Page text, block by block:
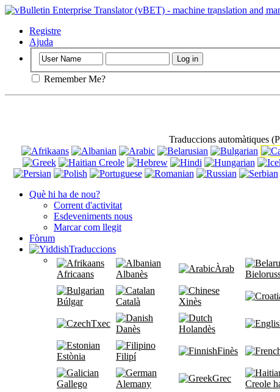
Important:
Registre
Ajuda
Remember Me?
Traduccions automàtiques
Què hi ha de nou?
Corrent d'activitat
Esdeveniments nous
Marcar com llegit
Fòrum
Traduccions
Africaans Albanès
Àrab
Búlgar Català Xinès
Txec
Danès Holandès
Estònia Filipí
Finès
Gallego Alemany
Grec
Creole